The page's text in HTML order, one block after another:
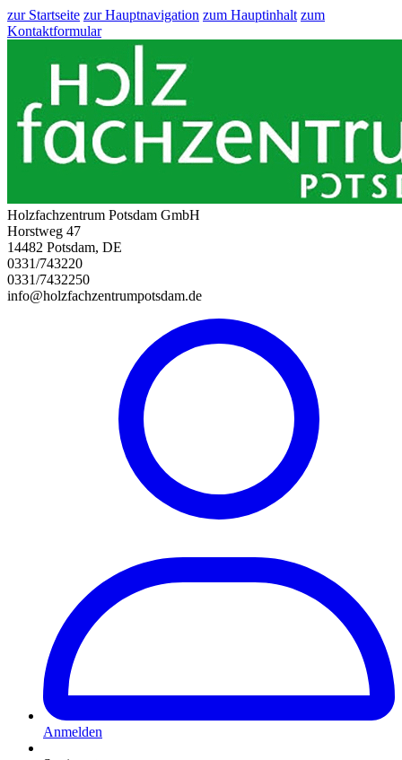
zur Startseite zur Hauptnavigation zum Hauptinhalt zum
Kontaktformular
Holzfachzentrum Potsdam GmbH
Horstweg 47
14482 Potsdam, DE
0331/743220
0331/7432250
info@holzfachzentrumpotsdam.de
Anmelden